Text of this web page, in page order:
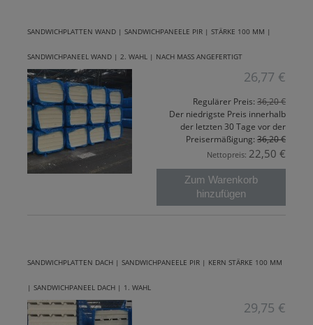
SANDWICHPLATTEN WAND | SANDWICHPANEELE PIR | STÄRKE 100 MM |
SANDWICHPANEEL WAND | 2. WAHL | NACH MASS ANGEFERTIGT
26,77 €
Regulärer Preis: 36,20 €
Der niedrigste Preis innerhalb
der letzten 30 Tage vor der
Preisermäßigung: 36,20 €
Nettopreis: 22,50 €
Zum Warenkorb
hinzufügen
SANDWICHPLATTEN DACH | SANDWICHPANEELE PIR | KERN STÄRKE 100 MM
| SANDWICHPANEEL DACH | 1. WAHL
29,75 €